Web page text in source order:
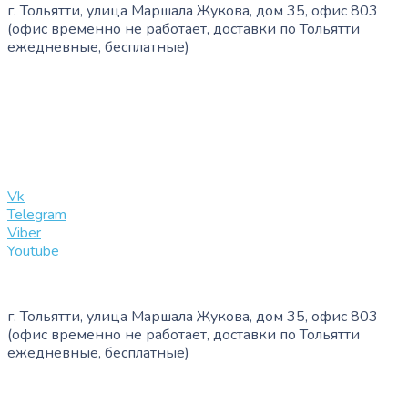
г. Тольятти, улица Маршала Жукова, дом 35, офис 803
(офис временно не работает, доставки по Тольятти
ежедневные, бесплатные)
Vk
Telegram
Viber
Youtube
г. Тольятти, улица Маршала Жукова, дом 35, офис 803
(офис временно не работает, доставки по Тольятти
ежедневные, бесплатные)